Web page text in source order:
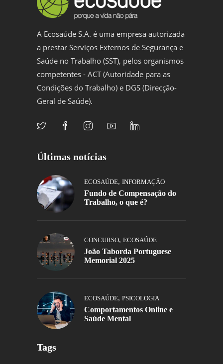
A Ecosaúde S.A. é uma empresa autorizada
a prestar Serviços Externos de Segurança e
Saúde no Trabalho (SST), pelos organismos
competentes - ACT (Autoridade para as
Condições do Trabalho) e DGS (Direcção-
Geral de Saúde).
Últimas notícias
ECOSAÚDE, INFORMAÇÃO
Fundo de Compensação do
Trabalho, o que é?
CONCURSO, ECOSAÚDE
João Taborda Portuguese
Memorial 2025
ECOSAÚDE, PSICOLOGIA
Comportamentos Online e
Saúde Mental
Tags